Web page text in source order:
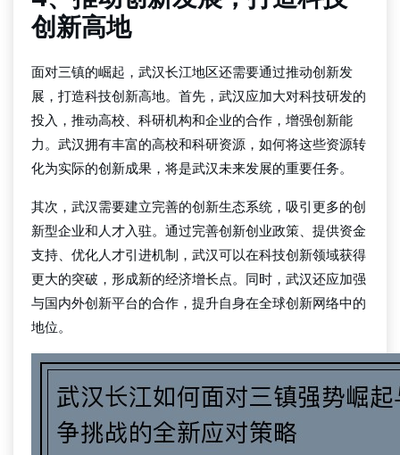
创新高地
面对三镇的崛起，武汉长江地区还需要通过推动创新发
展，打造科技创新高地。首先，武汉应加大对科技研发的
投入，推动高校、科研机构和企业的合作，增强创新能
力。武汉拥有丰富的高校和科研资源，如何将这些资源转
化为实际的创新成果，将是武汉未来发展的重要任务。
其次，武汉需要建立完善的创新生态系统，吸引更多的创
新型企业和人才入驻。通过完善创新创业政策、提供资金
支持、优化人才引进机制，武汉可以在科技创新领域获得
更大的突破，形成新的经济增长点。同时，武汉还应加强
与国内外创新平台的合作，提升自身在全球创新网络中的
地位。